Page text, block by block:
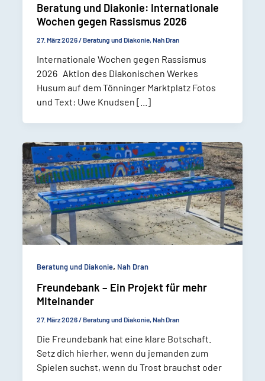
Beratung und Diakonie: Internationale
Wochen gegen Rassismus 2026
27. März 2026/Beratung und Diakonie,Nah Dran
Internationale Wochen gegen Rassismus
2026 Aktion des Diakonischen Werkes
Husum auf dem Tönninger Marktplatz Fotos
und Text: Uwe Knudsen [...]
Beratung und Diakonie, Nah Dran
Freundebank – Ein Projekt für mehr
Miteinander
27. März 2026/Beratung und Diakonie,Nah Dran
Die Freundebank hat eine klare Botschaft.
Setz dich hierher, wenn du jemanden zum
Spielen suchst, wenn du Trost brauchst oder